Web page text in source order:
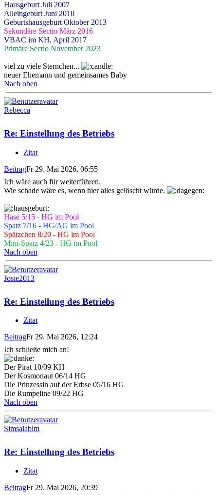
Hausgeburt Juli 2007
Alleingeburt Juni 2010
Geburtshausgeburt Oktober 2013
Sekundäre Sectio März 2016
VBAC im KH, April 2017
Primäre Sectio November 2023
viel zu viele Sternchen...
neuer Ehemann und gemeinsames Baby
Nach oben
Rebecca
Re: Einstellung des Betriebs
Zitat
BeitragFr 29. Mai 2026, 06:55
Ich wäre auch für weiterführen.
Wie schade wäre es, wenn hier alles gelöscht würde.
Hase 5/15 - HG im Pool
Spatz 7/16 - HG/AG im Pool
Spätzchen 8/20 - HG im Pool
Mini-Spatz 4/23 - HG im Pool
Nach oben
Josie2013
Re: Einstellung des Betriebs
Zitat
BeitragFr 29. Mai 2026, 12:24
Ich schließe mich an!
Der Pirat 10/09 KH
Der Kosmonaut 06/14 HG
Die Prinzessin auf der Erbse 05/16 HG
Die Rumpeline 09/22 HG
Nach oben
Simsalabim
Re: Einstellung des Betriebs
Zitat
BeitragFr 29. Mai 2026, 20:39